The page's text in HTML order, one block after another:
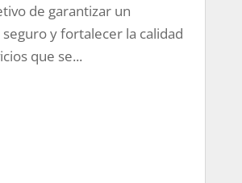
de garantizar un
y fortalecer la calidad
que se...